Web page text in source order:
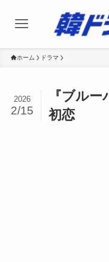
ホーム ドラマ
『ブル
初恋
2026
2/15